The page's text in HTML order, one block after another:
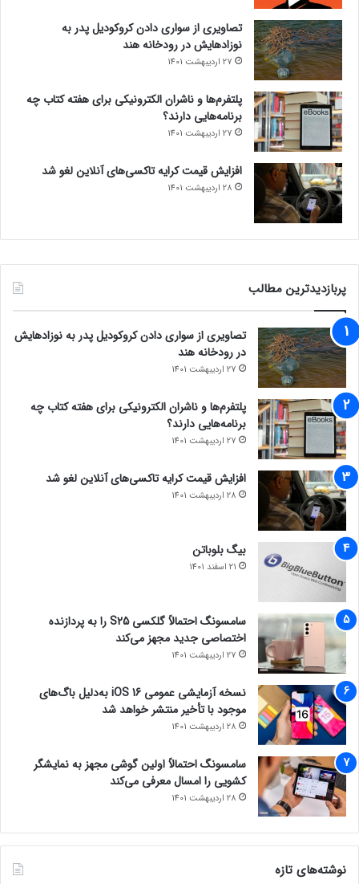
تصاویری از سواری دادن کروکودیل پدر به
نوزادهایش در رودخانه هند
27 اردیبهشت 1401
پلتفرم‌ها و ناشران الکترونیکی برای هفته کتاب چه
برنامه‌هایی دارند؟
27 اردیبهشت 1401
افزایش قیمت کرایه تاکسی‌های آنلاین لغو شد
28 اردیبهشت 1401
پربازدیدترین مطالب
تصاویری از سواری دادن کروکودیل پدر به نوزادهایش
در رودخانه هند
27 اردیبهشت 1401
پلتفرم‌ها و ناشران الکترونیکی برای هفته کتاب چه
برنامه‌هایی دارند؟
27 اردیبهشت 1401
افزایش قیمت کرایه تاکسی‌های آنلاین لغو شد
28 اردیبهشت 1401
بیگ بلوباتن
21 اسفند 1401
سامسونگ احتمالاً گلکسی S25 را به پردازنده
اختصاصی جدید مجهز می‌کند
27 اردیبهشت 1401
نسخه آزمایشی عمومی iOS 16 به‌دلیل باگ‌های
موجود با تأخیر منتشر خواهد شد
28 اردیبهشت 1401
سامسونگ احتمالاً اولین گوشی مجهز به نمایشگر
کشویی را امسال معرفی می‌کند
28 اردیبهشت 1401
نوشته‌های تازه